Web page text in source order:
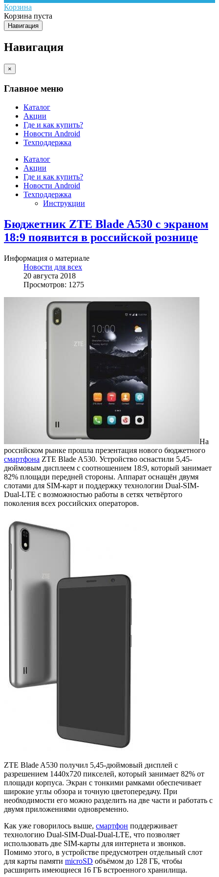
Корзина
Корзина пуста
Навигация
Навигация
×
Главное меню
Каталог
Акции
Где и как купить?
Новости Android
Техподдержка
Каталог
Акции
Где и как купить?
Новости Android
Техподдержка
Инструкции
Бюджетник ZTE Blade A530 с экраном
18:9 появится в российской рознице
Информация о материале
Новости для всех
20 августа 2018
Просмотров: 1275
На
российском рынке прошла презентация нового бюджетного
смартфона ZTE Blade A530. Устройство оснастили 5,45-
дюймовым дисплеем с соотношением 18:9, который занимает
82% площади передней стороны. Аппарат оснащён двумя
слотами для SIM-карт и поддержку технологии Dual-SIM-
Dual-LTE с возможностью работы в сетях четвёртого
поколения всех российских операторов.
ZTE Blade A530 получил 5,45-дюймовый дисплей с
разрешением 1440x720 пикселей, который занимает 82% от
площади корпуса. Экран с тонкими рамками обеспечивает
широкие углы обзора и точную цветопередачу. При
необходимости его можно разделить на две части и работать с
двумя приложениями одновременно.
Как уже говорилось выше, смартфон поддерживает
технологию Dual-SIM-Dual-Dual-LTE, что позволяет
использовать две SIM-карты для интернета и звонков.
Помимо этого, в устройстве предусмотрен отдельный слот
для карты памяти microSD объёмом до 128 ГБ, чтобы
расширить имеющиеся 16 ГБ встроенного хранилища.